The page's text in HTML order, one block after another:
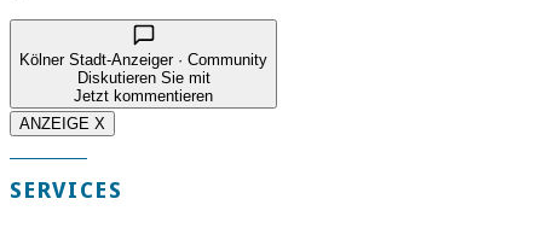
Kölner Stadt-Anzeiger · Community
Diskutieren Sie mit
Jetzt kommentieren
ANZEIGE X
SERVICES